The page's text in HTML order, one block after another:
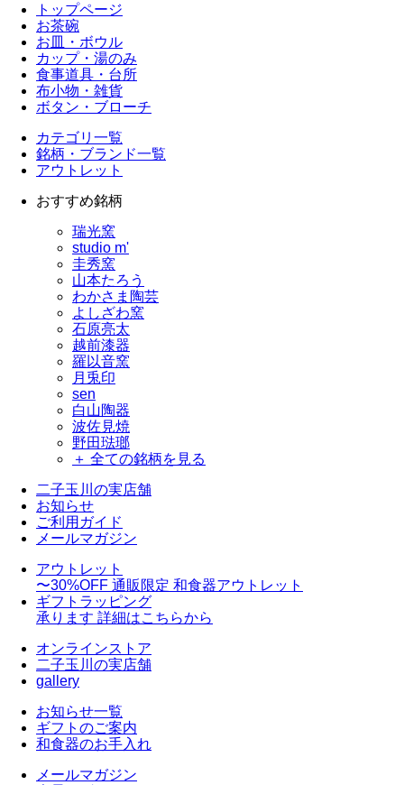
トップページ
お茶碗
お皿・ボウル
カップ・湯のみ
食事道具・台所
布小物・雑貨
ボタン・ブローチ
カテゴリ一覧
銘柄・ブランド一覧
アウトレット
おすすめ銘柄
瑞光窯
studio m'
圭秀窯
山本たろう
わかさま陶芸
よしざわ窯
石原亮太
越前漆器
羅以音窯
月兎印
sen
白山陶器
波佐見焼
野田琺瑯
＋ 全ての銘柄を見る
二子玉川の実店舗
お知らせ
ご利用ガイド
メールマガジン
アウトレット
〜30%OFF 通販限定 和食器アウトレット
ギフトラッピング
承ります 詳細はこちらから
オンラインストア
二子玉川の実店舗
gallery
お知らせ一覧
ギフトのご案内
和食器のお手入れ
メールマガジン